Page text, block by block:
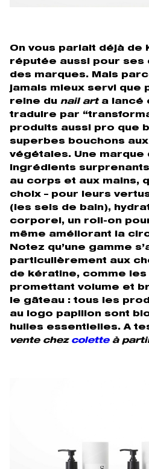
On vous parlait déjà de
réputée aussi pour ses
des marques. Mais
jamais mieux servi que
reine du nail arta lancé
traduire par
produits aussi pro que
superbes bouchons
végétales. Une marque
ingrédients
au corps et aux mains,
choix – pour leurs
(les sels de bain),
corporel, un roll-on
même améliorant la
Notez qu’une gamme
particulièrement aux
de kératine, comme
promettant volume et
le gâteau : tous les
au logo papillon sont
huiles essentielles. A
vente chez coletteà